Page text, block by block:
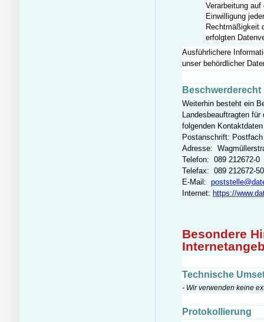
Verarbeitung
Einwilligung
Rechtmäßigkeit
erfolgten
Ausführlichere
unser behördlicher
Weiterhin besteht ein
Landesbeauftragten
folgenden
Postanschrift:
Adresse:
Telefon: 089 212672-0
Telefax: 089 212672-
E-Mail:
Internet: https://
Besondere
Technische
- Wir verwenden keine
Protokollierung